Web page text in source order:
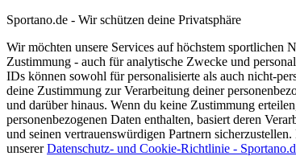
Sportano.de - Wir schützen deine Privatsphäre
Wir möchten unsere Services auf höchstem sportlichen
Zustimmung - auch für analytische Zwecke und
IDs können sowohl für personalisierte als auch nicht-
deine Zustimmung zur Verarbeitung deiner
und darüber hinaus. Wenn du keine Zustimmung
personenbezogenen Daten enthalten, basiert deren
und seinen vertrauenswürdigen Partnern
unsererDatenschutz- und Cookie-Richtlinie -